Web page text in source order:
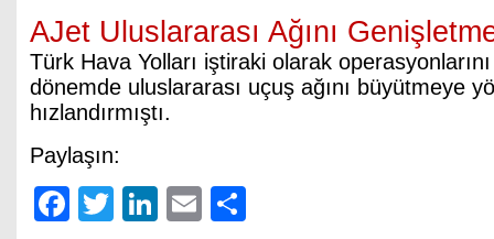
AJet Uluslararası Ağını
Türk Hava Yolları iştiraki olarak
dönemde uluslararası uçuş ağını büyütmeye
hızlandırmıştı.
Paylaşın:
Facebook
TwitterLinkedIn
Email